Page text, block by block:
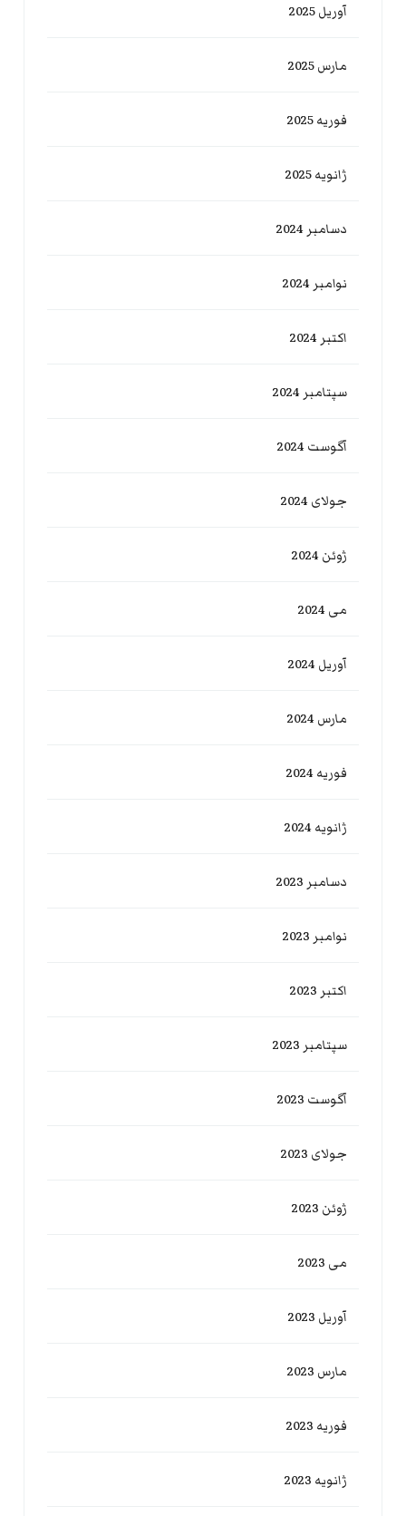
آوریل 2025
مارس 2025
فوریه 2025
ژانویه 2025
دسامبر 2024
نوامبر 2024
اکتبر 2024
سپتامبر 2024
آگوست 2024
جولای 2024
ژوئن 2024
می 2024
آوریل 2024
مارس 2024
فوریه 2024
ژانویه 2024
دسامبر 2023
نوامبر 2023
اکتبر 2023
سپتامبر 2023
آگوست 2023
جولای 2023
ژوئن 2023
می 2023
آوریل 2023
مارس 2023
فوریه 2023
ژانویه 2023